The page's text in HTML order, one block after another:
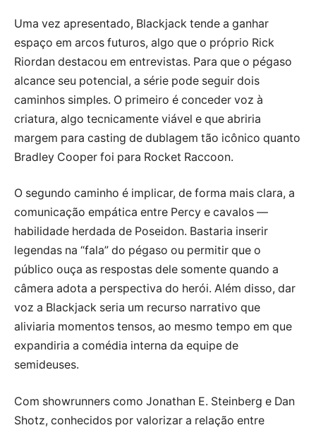
Uma vez apresentado, Blackjack tende a ganhar
espaço em arcos futuros, algo que o próprio Rick
Riordan destacou em entrevistas. Para que o pégaso
alcance seu potencial, a série pode seguir dois
caminhos simples. O primeiro é conceder voz à
criatura, algo tecnicamente viável e que abriria
margem para casting de dublagem tão icônico quanto
Bradley Cooper foi para Rocket Raccoon.
O segundo caminho é implicar, de forma mais clara, a
comunicação empática entre Percy e cavalos —
habilidade herdada de Poseidon. Bastaria inserir
legendas na “fala” do pégaso ou permitir que o
público ouça as respostas dele somente quando a
câmera adota a perspectiva do herói. Além disso, dar
voz a Blackjack seria um recurso narrativo que
aliviaria momentos tensos, ao mesmo tempo em que
expandiria a comédia interna da equipe de
semideuses.
Com showrunners como Jonathan E. Steinberg e Dan
Shotz, conhecidos por valorizar a relação entre